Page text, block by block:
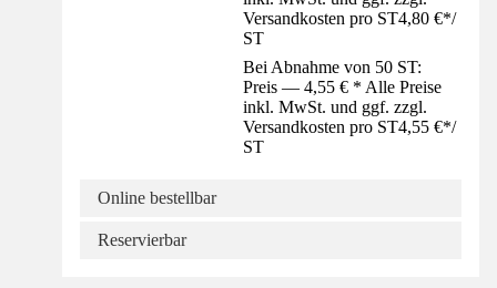
Versandkosten pro ST4,80 €*/
ST
Bei Abnahme von 50 ST:
Preis — 4,55 € * Alle Preise
inkl. MwSt. und ggf. zzgl.
Versandkosten pro ST4,55 €*/
ST
Online bestellbar
Reservierbar